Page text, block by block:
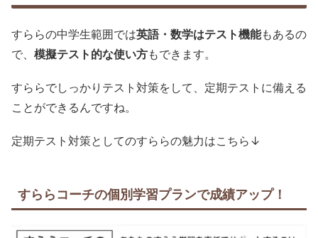
すららの中学生範囲では英語・数学はテスト機能もあるの
で、 模擬テスト的な使い方もできます。
すららでしっかりテスト対策をして、定期テストに備える
ことができるんですね。
定期テスト対策としてのすららの魅力はこちら↓
すららコーチの個別学習プランで成績アップ！